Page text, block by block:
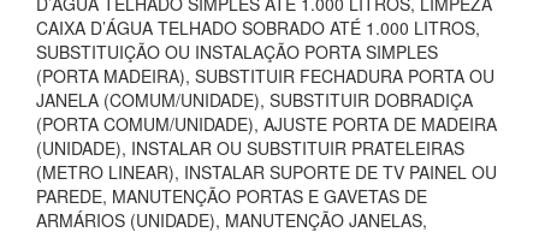
CAIXA D’ÁGUA TELHADO SOBRADO ATÉ 1.000 LITROS,
SUBSTITUIÇÃO OU INSTALAÇÃO PORTA SIMPLES
(PORTA MADEIRA), SUBSTITUIR FECHADURA PORTA OU
JANELA (COMUM/UNIDADE), SUBSTITUIR DOBRADIÇA
(PORTA COMUM/UNIDADE), AJUSTE PORTA DE MADEIRA
(UNIDADE), INSTALAR OU SUBSTITUIR PRATELEIRAS
(METRO LINEAR), INSTALAR SUPORTE DE TV PAINEL OU
PAREDE, MANUTENÇÃO PORTAS E GAVETAS DE
ARMÁRIOS (UNIDADE), MANUTENÇÃO JANELAS,